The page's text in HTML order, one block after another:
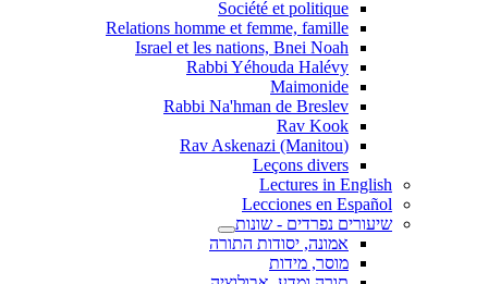
Société et politique
Relations homme et femme, famille
Israel et les nations, Bnei Noah
Rabbi Yéhouda Halévy
Maimonide
Rabbi Na'hman de Breslev
Rav Kook
(Rav Askenazi (Manitou
Leçons divers
Lectures in English
Lecciones en Español
שיעורים נפרדים - שונות
אמונה, יסודות התורה
מוסר, מידות